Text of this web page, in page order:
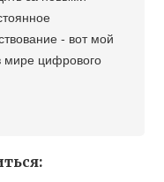
- вот мой
мире цифрового